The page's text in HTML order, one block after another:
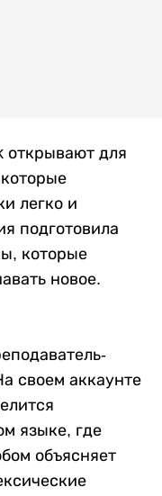
открывают для
легко и
подготовила
которые
новое.
своем аккаунте
языке, где
объясняет